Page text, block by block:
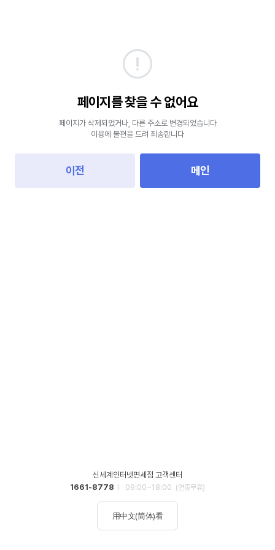
페이지를 찾을 수 없어요
페이지가 삭제되었거나, 다른 주소로 변경되었습니다
이용에 불편을 드려 죄송합니다
이전 메인
신세계인터넷면세점 고객센터
1661-8778
09:00~18:00 (연중무휴)
用中文(简体)看